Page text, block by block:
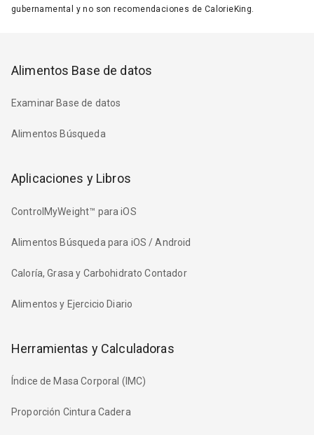
gubernamental y no son recomendaciones de CalorieKing.
Alimentos Base de datos
Examinar Base de datos
Alimentos Búsqueda
Aplicaciones y Libros
ControlMyWeight™ para iOS
Alimentos Búsqueda para iOS / Android
Caloría, Grasa y Carbohidrato Contador
Alimentos y Ejercicio Diario
Herramientas y Calculadoras
Índice de Masa Corporal (IMC)
Proporción Cintura Cadera